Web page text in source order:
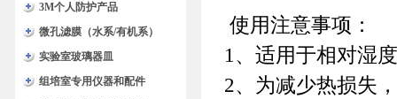
3M个人防护产品
微孔滤膜（水系/有机系）
实验室玻璃器皿
组培室专用仪器和配件
使用注意事项：
1、适用于相对湿
2、为减少热损失